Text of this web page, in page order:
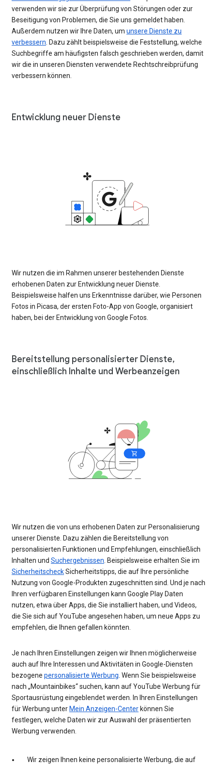
verwenden wir sie zur Überprüfung von Störungen oder zur
Beseitigung von Problemen, die Sie uns gemeldet haben.
Außerdem nutzen wir Ihre Daten, um unsere Dienste zu
verbessern . Dazu zählt beispielsweise die Feststellung, welche
Suchbegriffe am häufigsten falsch geschrieben werden, damit
wir die in unseren Diensten verwendete Rechtschreibprüfung
verbessern können.
Entwicklung neuer Dienste
Wir nutzen die im Rahmen unserer bestehenden Dienste
erhobenen Daten zur Entwicklung neuer Dienste.
Beispielsweise halfen uns Erkenntnisse darüber, wie Personen
Fotos in Picasa, der ersten Foto-App von Google, organisiert
haben, bei der Entwicklung von Google Fotos.
Bereitstellung personalisierter Dienste,
einschließlich Inhalte und Werbeanzeigen
Wir nutzen die von uns erhobenen Daten zur Personalisierung
unserer Dienste. Dazu zählen die Bereitstellung von
personalisierten Funktionen und Empfehlungen, einschließlich
Inhalten und Suchergebnissen . Beispielsweise erhalten Sie im
SicherheitscheckSicherheitstipps, die auf Ihre persönliche
Nutzung von Google-Produkten zugeschnitten sind. Und je nach
Ihren verfügbaren Einstellungen kann Google Play Daten
nutzen, etwa über Apps, die Sie installiert haben, und Videos,
die Sie sich auf YouTube angesehen haben, um neue Apps zu
empfehlen, die Ihnen gefallen könnten.
Je nach Ihren Einstellungen zeigen wir Ihnen möglicherweise
auch auf Ihre Interessen und Aktivitäten in Google-Diensten
bezogene personalisierte Werbung . Wenn Sie beispielsweise
nach „Mountainbikes“ suchen, kann auf YouTube Werbung für
Sportausrüstung eingeblendet werden. In Ihren Einstellungen
für Werbung unterMein Anzeigen-Centerkönnen Sie
festlegen, welche Daten wir zur Auswahl der präsentierten
Werbung verwenden.
Wir zeigen Ihnen keine personalisierte Werbung, die auf